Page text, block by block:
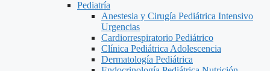
Pediatría
Anestesia y Cirugía Pediátrica Intensivo
Urgencias
Cardiorrespiratorio Pediátrico
Clínica Pediátrica Adolescencia
Dermatología Pediátrica